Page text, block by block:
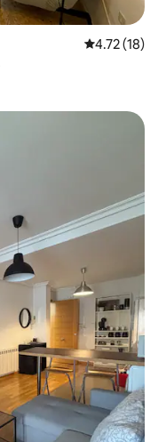
คะแนนเฉลี่ย
4.72 (18)